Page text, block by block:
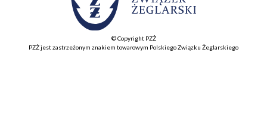
© Copyright PZŻ
PZŻ jest zastrzeżonym znakiem towarowym Polskiego Związku Żeglarskiego